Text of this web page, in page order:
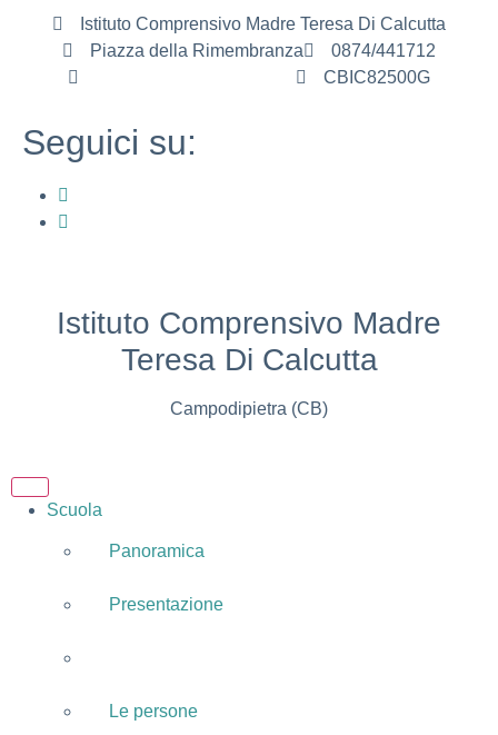
Istituto Comprensivo Madre Teresa Di Calcutta
Piazza della Rimembranza
0874/441712
CBIC82500G
Seguici su:
Istituto Comprensivo Madre
Teresa Di Calcutta
Campodipietra (CB)
Scuola
Panoramica
Presentazione
Le persone